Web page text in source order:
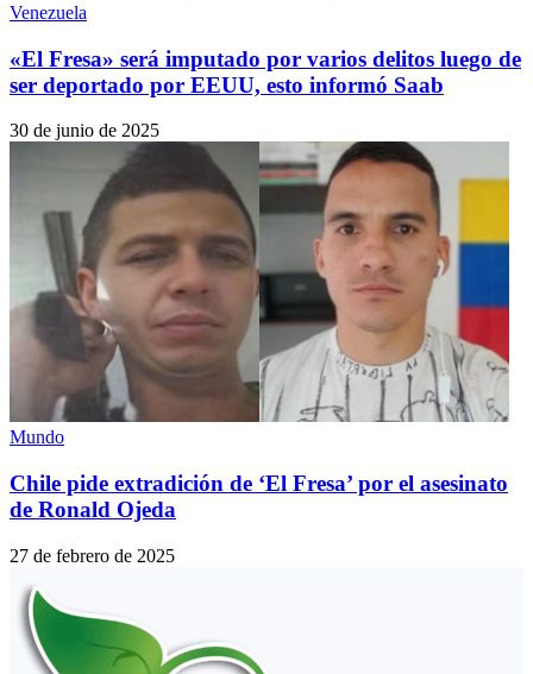
Venezuela
«El Fresa» será imputado por varios delitos luego de
ser deportado por EEUU, esto informó Saab
30 de junio de 2025
Mundo
Chile pide extradición de ‘El Fresa’ por el asesinato
de Ronald Ojeda
27 de febrero de 2025